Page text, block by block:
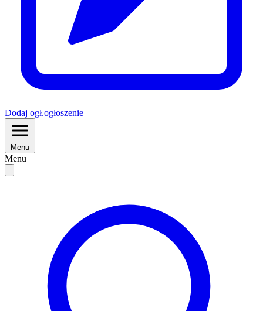
Dodaj ogł.ogłoszenie
Menu
Menu